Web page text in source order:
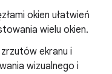
okien ułatwień
wielu okien.
ekranu i
wizualnego i